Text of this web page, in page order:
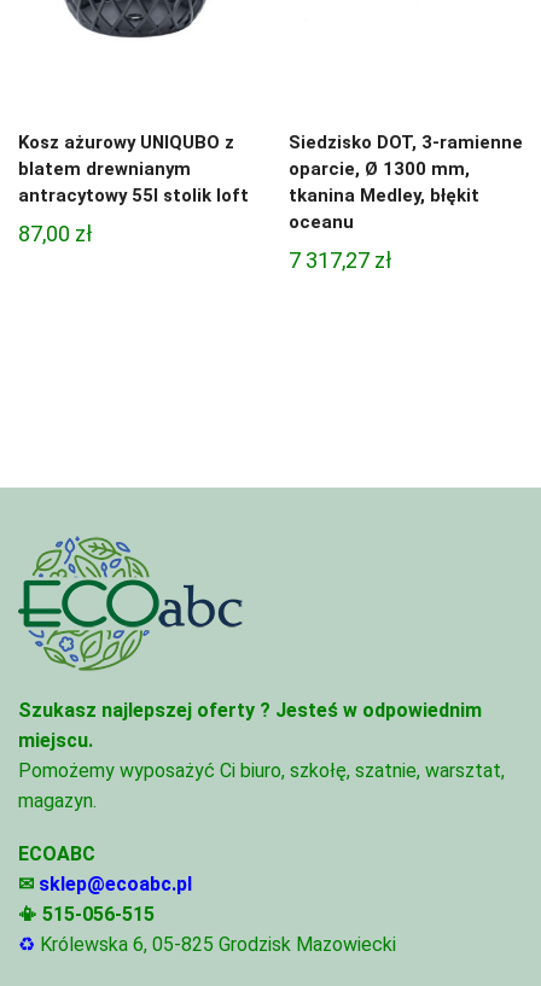
Kosz ażurowy UNIQUBO z
blatem drewnianym
antracytowy 55l stolik loft
87,00 zł
Siedzisko DOT, 3-ramienne
oparcie, Ø 1300 mm,
tkanina Medley, błękit
oceanu
7 317,27 zł
Szukasz najlepszej oferty ? Jesteś w odpowiednim
miejscu.
Pomożemy wyposażyć Ci biuro, szkołę, szatnie, warsztat,
magazyn.
ECOABC
✉ sklep@ecoabc.pl
📳 515-056-515
♻ Królewska 6, 05-825 Grodzisk Mazowiecki